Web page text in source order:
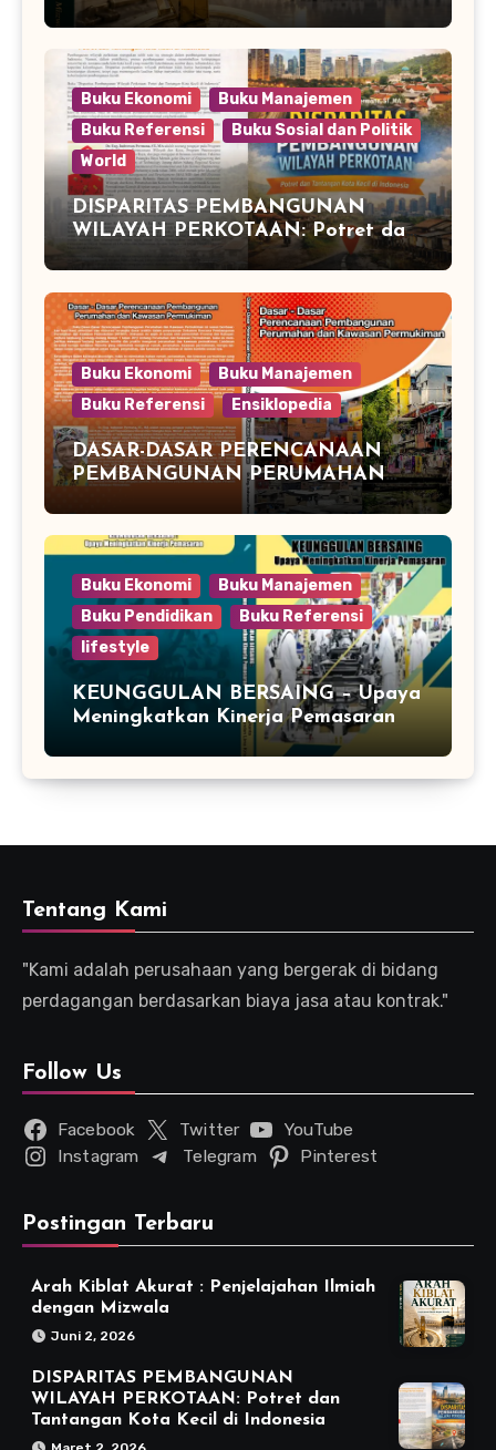
Buku Ekonomi
Buku Manajemen
Buku Referensi
Buku Sosial dan Politik
World
DISPARITAS PEMBANGUNAN
WILAYAH PERKOTAAN: Potret dan
Tantangan Kota Kecil di Indonesia
Buku Ekonomi
Buku Manajemen
Buku Referensi
Ensiklopedia
DASAR-DASAR PERENCANAAN
PEMBANGUNAN PERUMAHAN
DAN KAWASAN PERMUKIMAN
Buku Ekonomi
Buku Manajemen
Buku Pendidikan
Buku Referensi
lifestyle
KEUNGGULAN BERSAING – Upaya
Meningkatkan Kinerja Pemasaran
Tentang Kami
"Kami adalah perusahaan yang bergerak di bidang
perdagangan berdasarkan biaya jasa atau kontrak."
Follow Us
Facebook Twitter
YouTube
Instagram
Telegram Pinterest
Postingan Terbaru
Arah Kiblat Akurat : Penjelajahan Ilmiah
dengan Mizwala
Juni 2, 2026
DISPARITAS PEMBANGUNAN
WILAYAH PERKOTAAN: Potret dan
Tantangan Kota Kecil di Indonesia